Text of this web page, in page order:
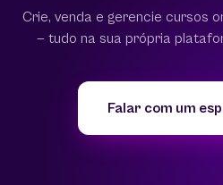
Crie, venda e gerencie cursos
— tudo na sua própria
Falar com um